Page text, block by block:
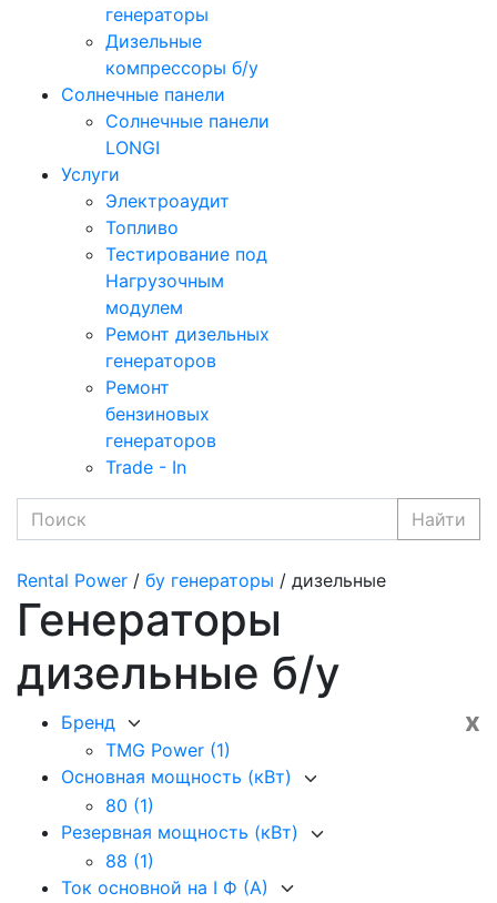
генераторы
Дизельные
компрессоры б/у
Солнечные панели
Солнечные панели
LONGI
Услуги
Электроаудит
Топливо
Тестирование под
Нагрузочным
модулем
Ремонт дизельных
генераторов
Ремонт
бензиновых
генераторов
Trade - In
Найти
Rental Power / бу генераторы / дизельные
Генераторы
дизельные б/у
x
Бренд
TMG Power (1)
Основная мощность (кВт)
80 (1)
Резервная мощность (кВт)
88 (1)
Ток основной на I Ф (А)